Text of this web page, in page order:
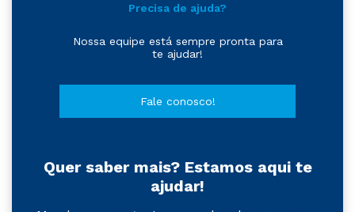
Precisa de ajuda?
Nossa equipe está sempre pronta para
te ajudar!
Fale conosco!
Quer saber mais? Estamos aqui te
ajudar!